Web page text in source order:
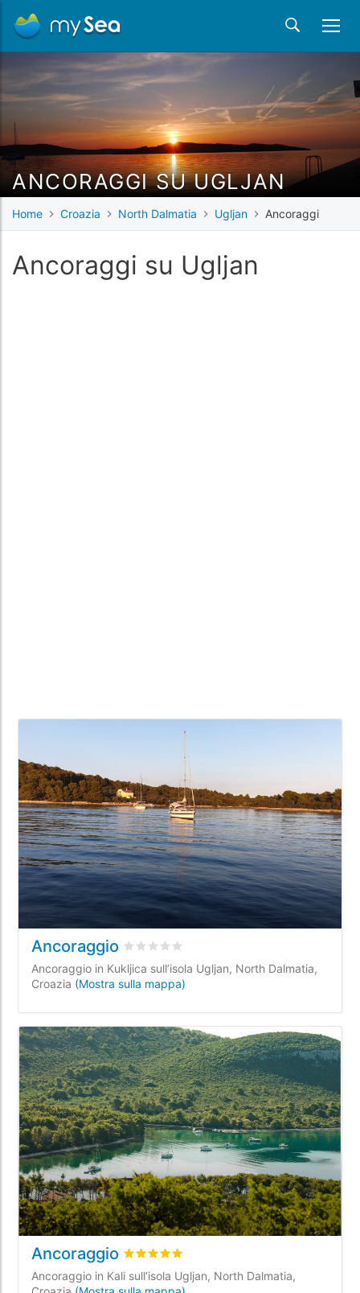
ANCORAGGI SU UGLJAN
Home Croazia North Dalmatia Ugljan Ancoraggi
Ancoraggi su Ugljan
Ancoraggio Valutato0
Ancoraggio in Kukljica sull’isola Ugljan, North Dalmatia,
Croazia (Mostra sulla mappa)
Ancoraggio Valutato5
Ancoraggio in Kali sull’isola Ugljan, North Dalmatia,